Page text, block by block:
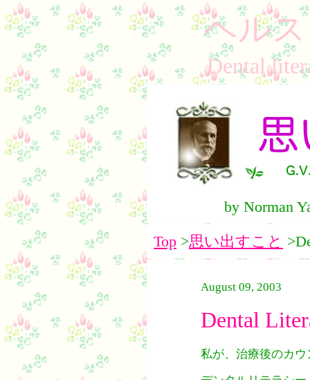
ヘル
Dental
by Norman
Top >思い出すこと
August 09, 2003
Dental
私が、治療後のカ